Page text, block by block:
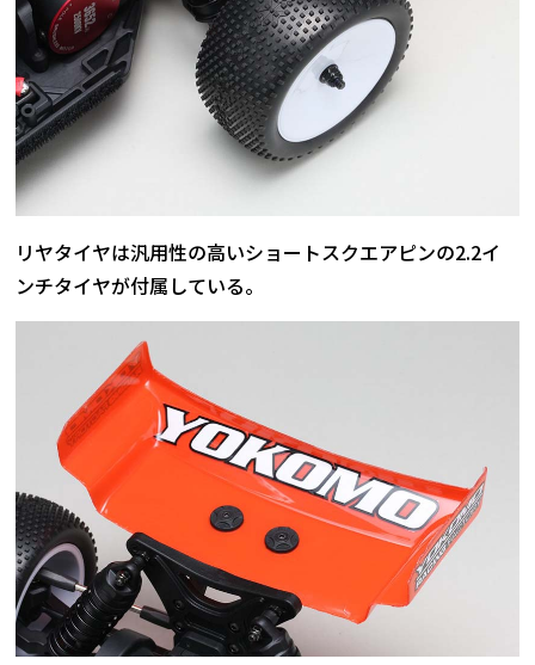
リヤタイヤは汎用性の高いショートスクエアピンの2.2イ
ンチタイヤが付属している。